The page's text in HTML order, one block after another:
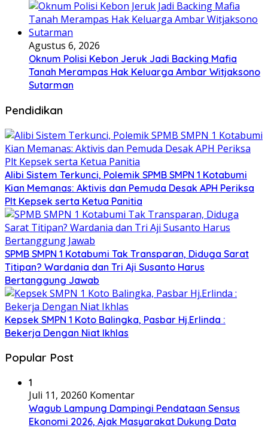
Agustus 6, 2026
Oknum Polisi Kebon Jeruk Jadi Backing Mafia
Tanah Merampas Hak Keluarga Ambar Witjaksono
Sutarman
Pendidikan
Alibi Sistem Terkunci, Polemik SPMB SMPN 1 Kotabumi
Kian Memanas: Aktivis dan Pemuda Desak APH Periksa
Plt Kepsek serta Ketua Panitia
SPMB SMPN 1 Kotabumi Tak Transparan, Diduga Sarat
Titipan? Wardania dan Tri Aji Susanto Harus
Bertanggung Jawab
Kepsek SMPN 1 Koto Balingka, Pasbar Hj.Erlinda :
Bekerja Dengan Niat Ikhlas
Popular Post
1
Juli 11, 20260 Komentar
Wagub Lampung Dampingi Pendataan Sensus
Ekonomi 2026, Ajak Masyarakat Dukung Data